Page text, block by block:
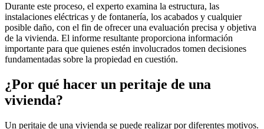
Durante este proceso, el experto examina la estructura, las
instalaciones eléctricas y de fontanería, los acabados y cualquier
posible daño, con el fin de ofrecer una evaluación precisa y objetiva
de la vivienda. El informe resultante proporciona información
importante para que quienes estén involucrados tomen decisiones
fundamentadas sobre la propiedad en cuestión.
¿Por qué hacer un peritaje de una
vivienda?
Un peritaje de una vivienda se puede realizar por diferentes motivos.